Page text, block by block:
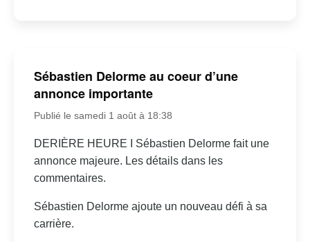
Sébastien Delorme au coeur d’une
annonce importante
Publié le samedi 1 août à 18:38
DERIÈRE HEURE I Sébastien Delorme fait une
annonce majeure. Les détails dans les
commentaires.
Sébastien Delorme ajoute un nouveau défi à sa
carrière.